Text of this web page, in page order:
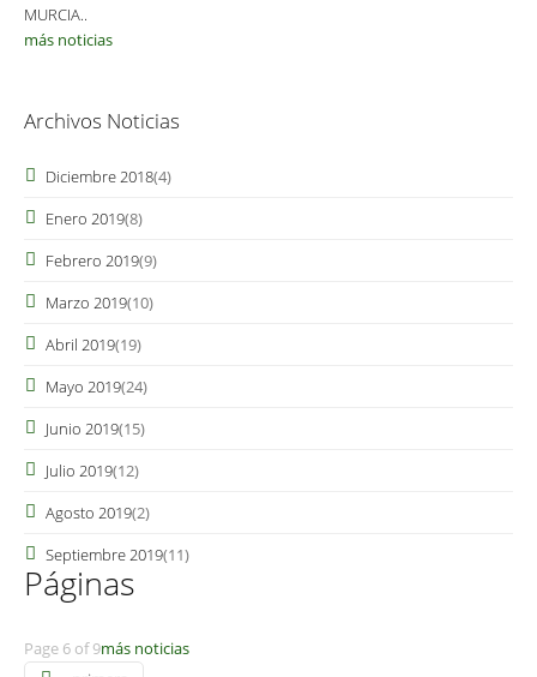
MURCIA..
más noticias
Archivos Noticias
Diciembre 2018(4)
Enero 2019(8)
Febrero 2019(9)
Marzo 2019(10)
Abril 2019(19)
Mayo 2019(24)
Junio 2019(15)
Julio 2019(12)
Agosto 2019(2)
Septiembre 2019(11)
Páginas
Page 6 of 9más noticias